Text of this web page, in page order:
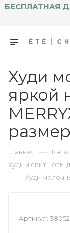
БЕСПЛАТНАЯ
Худи
яркой
Главная —
Худи и свитшоты
— Худи
Артикул: